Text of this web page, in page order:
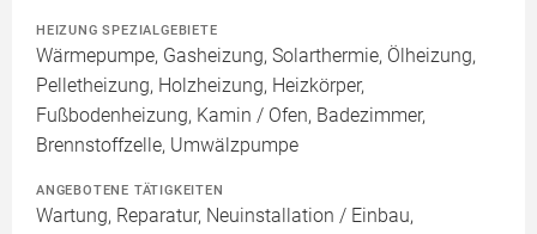
HEIZUNG SPEZIALGEBIETE
Wärmepumpe, Gasheizung, Solarthermie, Ölheizung,
Pelletheizung, Holzheizung, Heizkörper,
Fußbodenheizung, Kamin / Ofen, Badezimmer,
Brennstoffzelle, Umwälzpumpe
ANGEBOTENE TÄTIGKEITEN
Wartung, Reparatur, Neuinstallation / Einbau,